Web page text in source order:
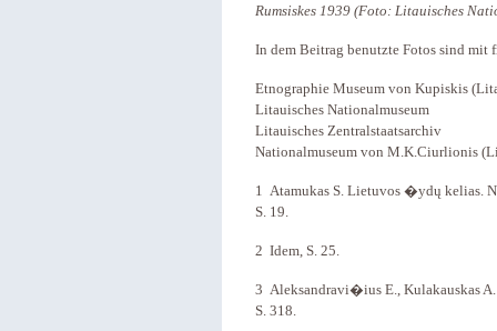
Rumsiskes 1939 (Foto: Litauisches
In dem Beitrag benutzte Fotos sind mit
Etnographie Museum von Kupiskis
Litauisches Nationalmuseum
Litauisches Zentralstaatsarchiv
Nationalmuseum von M.K.Ciurlionis
1 Atamukas S. Lietuvos �ydų kelias.
S. 19.
2 Idem, S. 25.
3 Aleksandravi�ius E., Kulakauskas
S. 318.